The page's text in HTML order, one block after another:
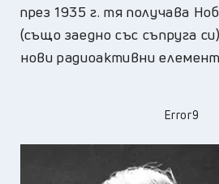
през 1935 г. тя получава
(също заедно със съпруга
нови радиоактивни
Error9